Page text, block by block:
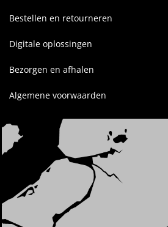
Bestellen en retourneren
Digitale oplossingen
Bezorgen en afhalen
Algemene voorwaarden